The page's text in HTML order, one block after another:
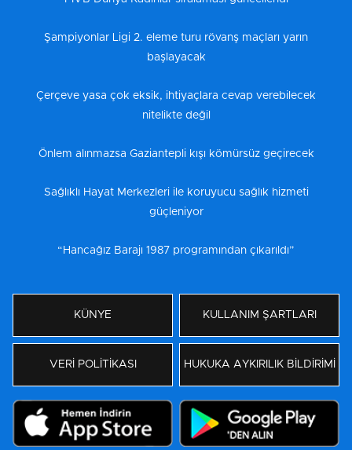
Şampiyonlar Ligi 2. eleme turu rövanş maçları yarın
başlayacak
Çerçeve yasa çok eksik, ihtiyaçlara cevap verebilecek
nitelikte değil
Önlem alınmazsa Gaziantepli kışı kömürsüz geçirecek
Sağlıklı Hayat Merkezleri ile koruyucu sağlık hizmeti
güçleniyor
“Hancağız Barajı 1987 programından çıkarıldı”
KÜNYE KULLANIM ŞARTLARI
VERİ POLİTİKASI HUKUKA AYKIRILIK BİLDİRİMİ